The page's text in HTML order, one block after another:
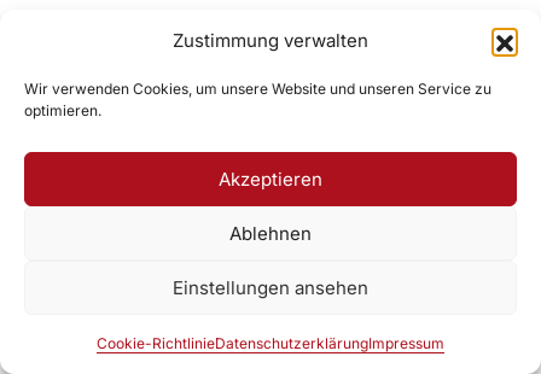
Zustimmung verwalten
Wir verwenden Cookies, um unsere Website und unseren Service zu
optimieren.
Akzeptieren
Ablehnen
Einstellungen ansehen
Cookie-RichtlinieDatenschutzerklärungImpressum
Unser YouTube-Kanal
Zur DAV Webseite